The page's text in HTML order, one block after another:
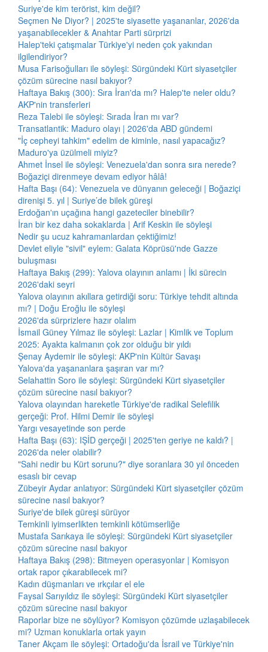
Suriye'de kim terörist, kim değil?
Seçmen Ne Diyor? | 2025'te siyasette yaşananlar, 2026'da
yaşanabilecekler & Anahtar Parti sürprizi
Halep'teki çatışmalar Türkiye'yi neden çok yakından
ilgilendiriyor?
Musa Farisoğulları ile söyleşi: Sürgündeki Kürt siyasetçiler
çözüm sürecine nasıl bakıyor?
Haftaya Bakış (300): Sıra İran'da mı? Halep'te neler oldu?
AKP'nin transferleri
Reza Talebi ile söyleşi: Sırada İran mı var?
Transatlantik: Maduro olayı | 2026'da ABD gündemi
"İç cepheyi tahkim" edelim de kiminle, nasıl yapacağız?
Maduro'ya üzülmeli miyiz?
Ahmet İnsel ile söyleşi: Venezuela'dan sonra sıra nerede?
Boğaziçi direnmeye devam ediyor hâlâ!
Hafta Başı (64): Venezuela ve dünyanın geleceği | Boğaziçi
direnişi 5. yıl | Suriye’de bilek güreşi
Erdoğan'ın uçağına hangi gazeteciler binebilir?
İran bir kez daha sokaklarda | Arif Keskin ile söyleşi
Nedir şu ucuz kahramanlardan çektiğimiz!
Devlet eliyle "sivil" eylem: Galata Köprüsü'nde Gazze
buluşması
Haftaya Bakış (299): Yalova olayının anlamı | İki sürecin
2026'daki seyri
Yalova olayının akıllara getirdiği soru: Türkiye tehdit altında
mı? | Doğu Eroğlu ile söyleşi
2026'da sürprizlere hazır olalım
İsmail Güney Yılmaz ile söyleşi: Lazlar | Kimlik ve Toplum
2025: Ayakta kalmanın çok zor olduğu bir yıldı
Şenay Aydemir ile söyleşi: AKP'nin Kültür Savaşı
Yalova'da yaşananlara şaşıran var mı?
Selahattin Soro ile söyleşi: Sürgündeki Kürt siyasetçiler
çözüm sürecine nasıl bakıyor?
Yalova olayından hareketle Türkiye'de radikal Selefilik
gerçeği: Prof. Hilmi Demir ile söyleşi
Yargı vesayetinde son perde
Hafta Başı (63): IŞİD gerçeği | 2025'ten geriye ne kaldı? |
2026'da neler olabilir?
"Sahi nedir bu Kürt sorunu?" diye soranlara 30 yıl önceden
esaslı bir cevap
Zübeyir Aydar anlatıyor: Sürgündeki Kürt siyasetçiler çözüm
sürecine nasıl bakıyor?
Suriye'de bilek güreşi sürüyor
Temkinli iyimserlikten temkinli kötümserliğe
Mustafa Sarıkaya ile söyleşi: Sürgündeki Kürt siyasetçiler
çözüm sürecine nasıl bakıyor
Haftaya Bakış (298): Bitmeyen operasyonlar | Komisyon
ortak rapor çıkarabilecek mi?
Kadın düşmanları ve ırkçılar el ele
Faysal Sarıyıldız ile söyleşi: Sürgündeki Kürt siyasetçiler
çözüm sürecine nasıl bakıyor
Raporlar bize ne söylüyor? Komisyon çözümde uzlaşabilecek
mi? Uzman konuklarla ortak yayın
Taner Akçam ile söyleşi: Ortadoğu'da İsrail ve Türkiye'nin